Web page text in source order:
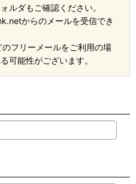
ルダもご確認ください。
からのメールを受信でき
フリーメールをご利用の場
可能性がございます。